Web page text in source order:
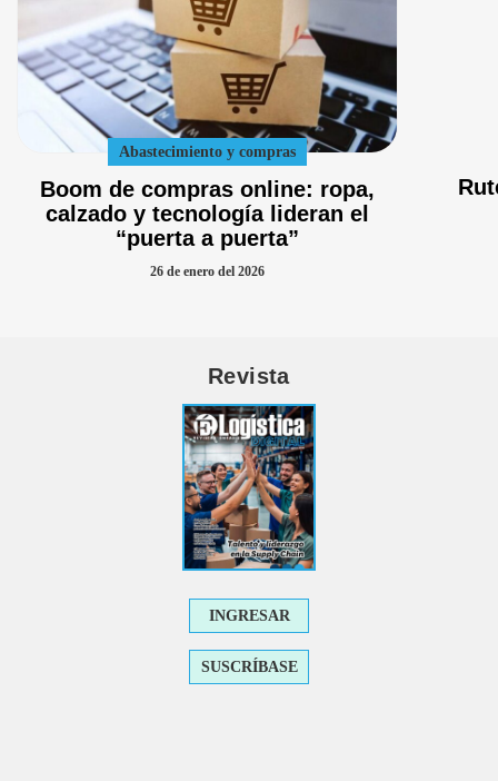
Abastecimiento y compras
Boom de compras online: ropa,
calzado y tecnología lideran el
“puerta a puerta”
26 de enero del 2026
Revista
INGRESAR
SUSCRÍBASE